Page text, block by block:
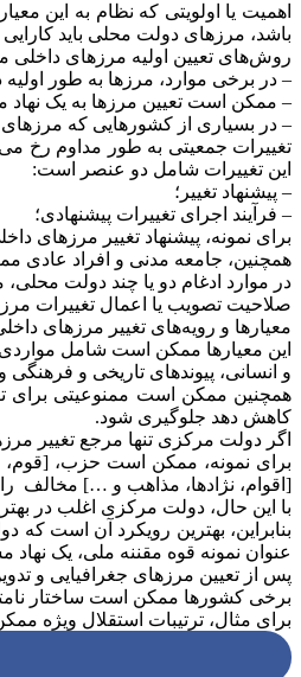
اهمیت یا اولویتی که نظام به این
باشد، مرزهای دولت محلی باید
روش‌های تعیین اولیه مرزهای داخلی
– در برخی موارد، مرزها به طور
– ممکن است تعیین مرزها به یک
– در بسیاری از کشورهایی که مرزهای
تغییرات جمعیتی به طور مداوم رخ
این تغییرات شامل دو عنصر است:
– پیشنهاد تغییر؛
– فرآیند اجرای تغییرات پیشنهادی؛
برای نمونه، پیشنهاد تغییر مرزهای
همچنین، جامعه مدنی و افراد عادی
در موارد ادغام دو یا چند دولت
صلاحیت تصویب یا اعمال تغییرات
معیارها و رویه‌های تغییر مرزهای
این معیارها ممکن است شامل
و انسانی، پیوندهای تاریخی و
همچنین ممکن است ممنوعیتی برای
کاهش دهد جلوگیری شود.
اگر دولت مرکزی تنها مرجع تغییر
برای نمونه، ممکن است حزب،
[اقوام، نژادها، مذاهب و …] مخالف
با این حال، دولت مرکزی اغلب در
بنابراین، بهترین رویکرد آن است که
عنوان نمونه قوه مقننه ملی، یک
پس از تعیین مرزهای جغرافیایی و
برخی کشورها ممکن است ساختار
برای مثال، ترتیبات استقلال ویژه